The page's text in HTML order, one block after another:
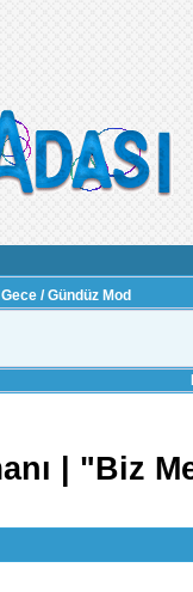
Gece / Gündüz Mod
| "Biz